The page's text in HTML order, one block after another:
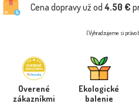
Cena dopravy už od 4.50 €
(Vyhradzujeme si právo
Overené
zákazníkmi
Ekologické
balenie